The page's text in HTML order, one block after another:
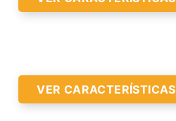
VER CARACTERÍSTICAS